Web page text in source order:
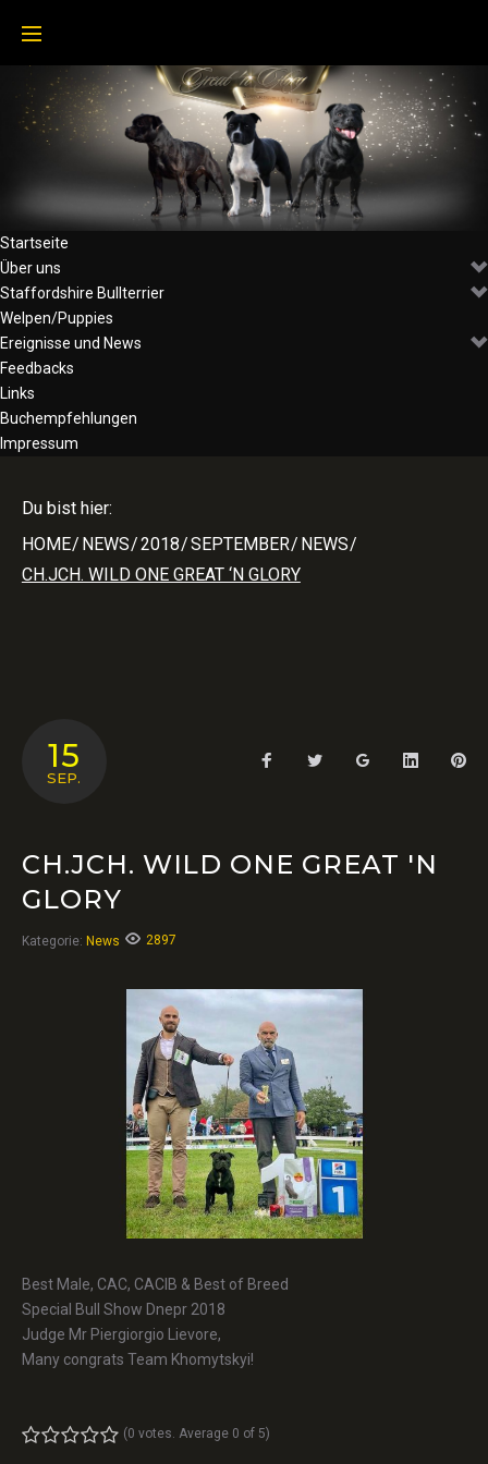
content
Startseite
Über uns
Staffordshire Bullterrier
Welpen/Puppies
Ereignisse und News
Feedbacks
Links
Buchempfehlungen
Impressum
Du bist hier:
HOME/ NEWS/2018/SEPTEMBER/ NEWS/
CH.JCH. WILD ONE GREAT ‘N GLORY
15
SEP.
FacebookTwitter Google+ LinkedIn
CH.JCH. WILD ONE GREAT 'N
GLORY
Kategorie: News 2897
Best Male, CAC, CACIB & Best of Breed
Special Bull Show Dnepr 2018
Judge Mr Piergiorgio Lievore,
Many congrats Team Khomytskyi!
(0 votes. Average 0 of 5)